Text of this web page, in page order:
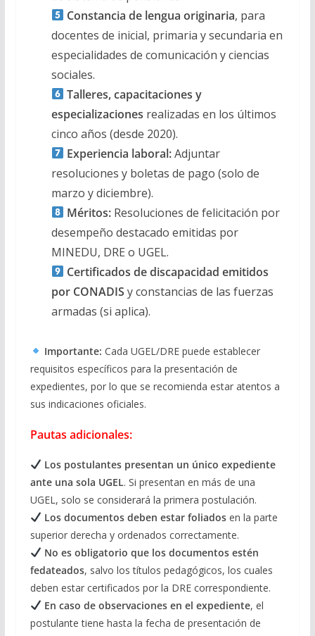
Constancia de lengua originaria, para
docentes de inicial, primaria y secundaria en
especialidades de comunicación y ciencias
sociales.
Talleres, capacitaciones y
especializaciones realizadas en los últimos
cinco años (desde 2020).
Experiencia laboral:Adjuntar
resoluciones y boletas de pago (solo de
marzo y diciembre).
Méritos:Resoluciones de felicitación por
desempeño destacado emitidas por
MINEDU, DRE o UGEL.
Certificados de discapacidad emitidos
por CONADIS y constancias de las fuerzas
armadas (si aplica).
Importante: Cada UGEL/DRE puede establecer
requisitos específicos para la presentación de
expedientes, por lo que se recomienda estar atentos a
sus indicaciones oficiales.
Pautas adicionales:
Los postulantes presentan un único expediente
ante una sola UGEL. Si presentan en más de una
UGEL, solo se considerará la primera postulación.
Los documentos deben estar foliadosen la parte
superior derecha y ordenados correctamente.
No es obligatorio que los documentos estén
fedateados, salvo los títulos pedagógicos, los cuales
deben estar certificados por la DRE correspondiente.
En caso de observaciones en el expediente, el
postulante tiene hasta la fecha de presentación de